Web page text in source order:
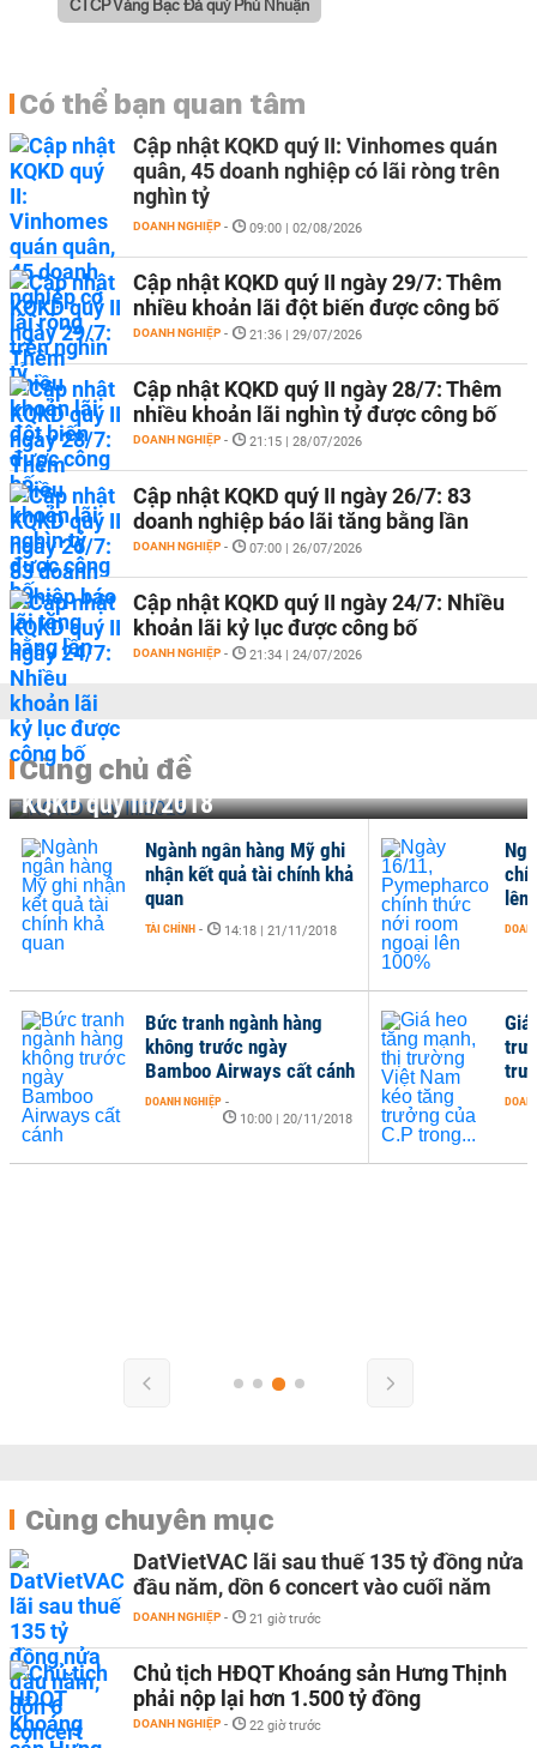
Có thể bạn quan tâm
Cập nhật KQKD quý II: Vinhomes quán
quân, 45 doanh nghiệp có lãi ròng trên
nghìn tỷ
DOANH NGHIỆP - 09:00 | 02/08/2026
Cập nhật KQKD quý II ngày 29/7: Thêm
nhiều khoản lãi đột biến được công bố
DOANH NGHIỆP - 21:36 | 29/07/2026
Cập nhật KQKD quý II ngày 28/7: Thêm
nhiều khoản lãi nghìn tỷ được công bố
DOANH NGHIỆP - 21:15 | 28/07/2026
Cập nhật KQKD quý II ngày 26/7: 83
doanh nghiệp báo lãi tăng bằng lần
DOANH NGHIỆP - 07:00 | 26/07/2026
Cập nhật KQKD quý II ngày 24/7: Nhiều
khoản lãi kỷ lục được công bố
DOANH NGHIỆP - 21:34 | 24/07/2026
Cùng chủ đề
KQKD quý III/2018
Giá
Ngành ngân hàng Mỹ ghi
nhận kết quả tài chính khả
quan
TÀI CHÍNH - 14:18 | 21/11/2018
Bức tranh ngành hàng
không trước ngày
Bamboo Airways cất cánh
DOANH NGHIỆP -
10:00 | 20/11/2018
lên
Cùng chuyên mục
DatVietVAC lãi sau thuế 135 tỷ đồng nửa
đầu năm, dồn 6 concert vào cuối năm
DOANH NGHIỆP - 21 giờ trước
Chủ tịch HĐQT Khoáng sản Hưng Thịnh
phải nộp lại hơn 1.500 tỷ đồng
DOANH NGHIỆP - 22 giờ trước